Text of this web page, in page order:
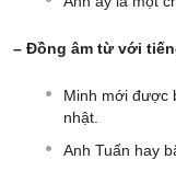
– Đồng âm từ với
Minh mới được
nhật.
Anh Tuấn hay